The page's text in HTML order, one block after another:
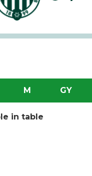
KEK!
M GY
in table